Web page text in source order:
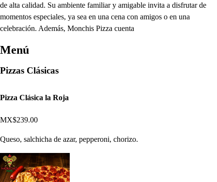
de alta calidad. Su ambiente familiar y amigable invita a disfrutar de
momentos especiales, ya sea en una cena con amigos o en una
celebración. Además, Monchis Pizza cuenta
Menú
Pizzas Clásicas
Pizza Clásica la Roja
MX$239.00
Queso, salchicha de azar, pepperoni, chorizo.